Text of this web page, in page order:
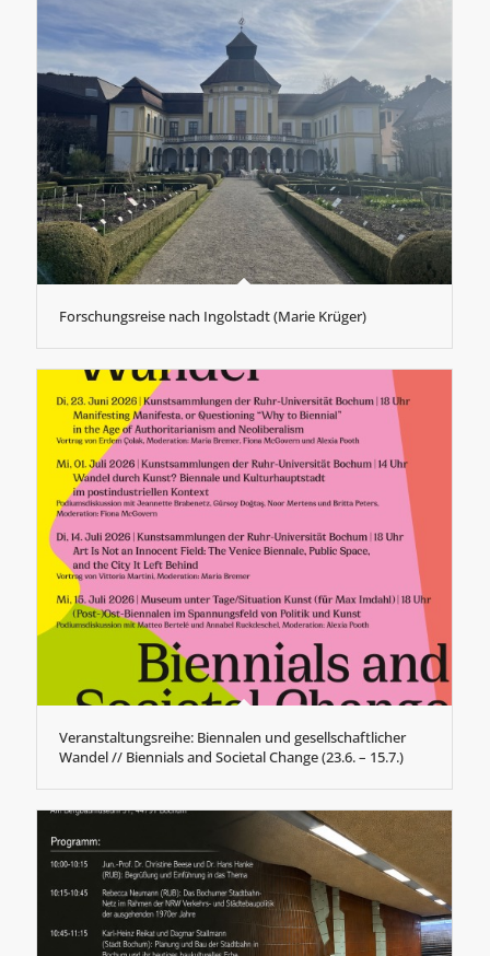
Forschungsreise nach Ingolstadt (Marie Krüger)
Veranstaltungsreihe: Biennalen und gesellschaftlicher
Wandel // Biennials and Societal Change (23.6. – 15.7.)